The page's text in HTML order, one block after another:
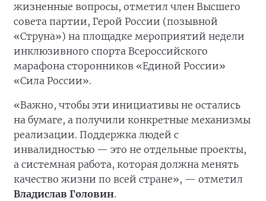
жизненные вопросы, отметил член Высшего
совета партии, Герой России (позывной
«Струна») на площадке мероприятий недели
инклюзивного спорта Всероссийского
марафона сторонников «Единой России»
«Сила России».
«Важно, чтобы эти инициативы не остались
на бумаге, а получили конкретные механизмы
реализации. Поддержка людей с
инвалидностью — это не отдельные проекты,
а системная работа, которая должна менять
качество жизни по всей стране», — отметил
Владислав Головин.